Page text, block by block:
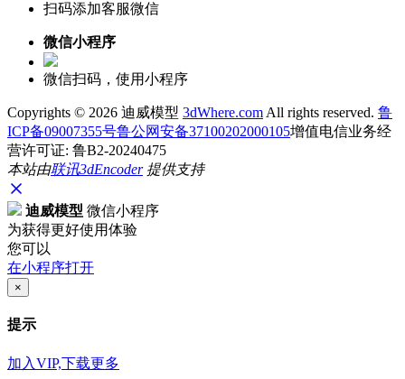
扫码添加客服微信
微信小程序
微信扫码，使用小程序
Copyrights © 2026 迪威模型 3dWhere.com All rights reserved. 鲁
ICP备09007355号鲁公网安备37100202000105增值电信业务经
营许可证: 鲁B2-20240475
本站由联讯3dEncoder提供支持
迪威模型 微信小程序
为获得更好使用体验
您可以
在小程序打开
×
提示
加入VIP,下载更多